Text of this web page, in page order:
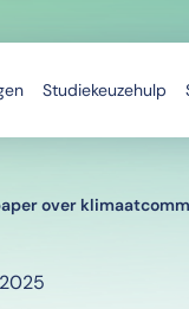
Studiekeuzehulp
over